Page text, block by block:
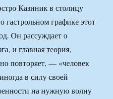
Казиник в столицу
гастрольном графике этот
Он рассуждает о
и главная теория,
повторяет, — «человек
в силу своей
на нужную волну